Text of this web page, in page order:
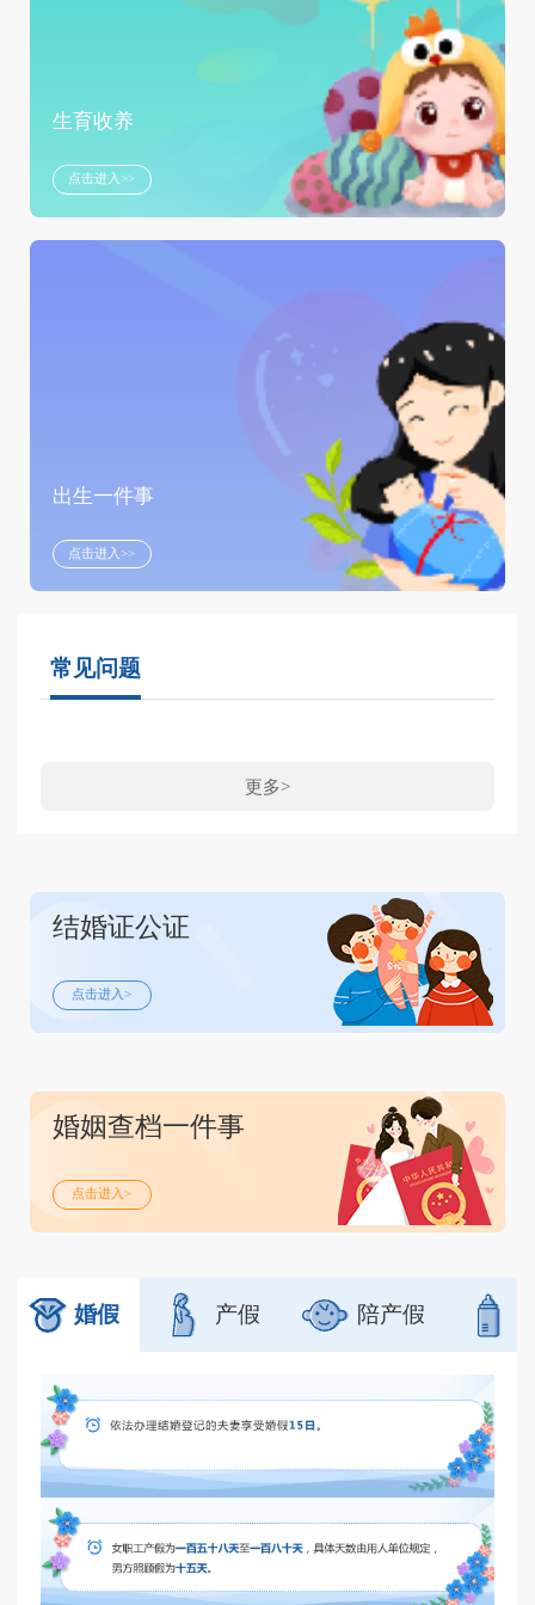
生育收养
点击进入>>
出生一件事
点击进入>>
常见问题
更多>
结婚证公证
点击进入>
婚姻查档一件事
点击进入>
婚假 产假 陪产假